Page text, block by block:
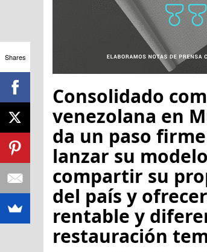
Consolidado
venezolana en
da un paso
lanzar su
compartir su
del país y
rentable y
restauración
Shares